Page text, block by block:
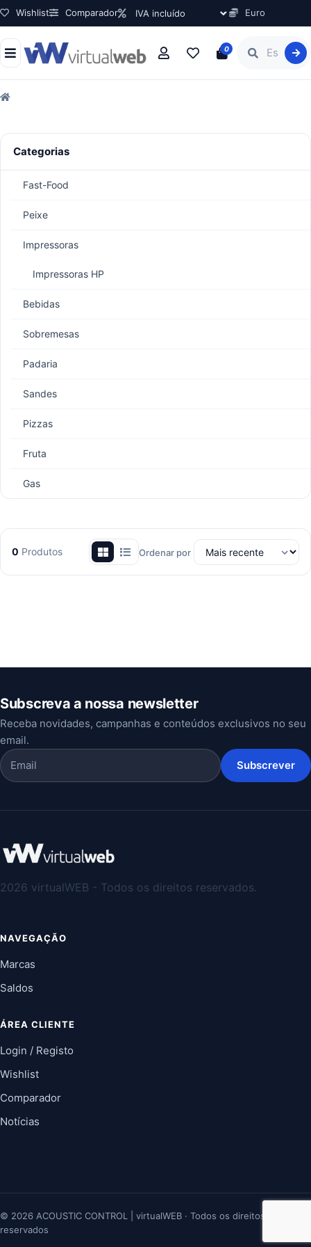
Wishlist Comparador Euro
0
Categorias
Fast-Food
Peixe
Impressoras
Impressoras HP
Bebidas
Sobremesas
Padaria
Sandes
Pizzas
Fruta
Gas
0 Produtos Ordenar por
Subscreva a nossa newsletter
Receba novidades, campanhas e conteúdos exclusivos no seu
email.
Subscrever
2026 virtualWEB - Todos os direitos reservados.
NAVEGAÇÃO
Marcas
Saldos
ÁREA CLIENTE
Login / Registo
Wishlist
Comparador
Notícias
© 2026 ACOUSTIC CONTROL | virtualWEB · Todos os direitos
reservados